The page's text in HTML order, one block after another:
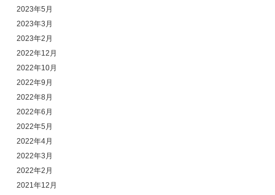
2023年5月
2023年3月
2023年2月
2022年12月
2022年10月
2022年9月
2022年8月
2022年6月
2022年5月
2022年4月
2022年3月
2022年2月
2021年12月